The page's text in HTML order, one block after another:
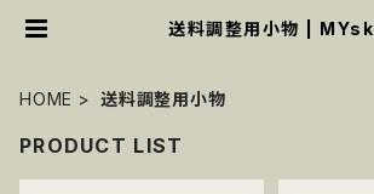
送料調整用小物 | MYsk
HOME 送料調整用小物
PRODUCT LIST